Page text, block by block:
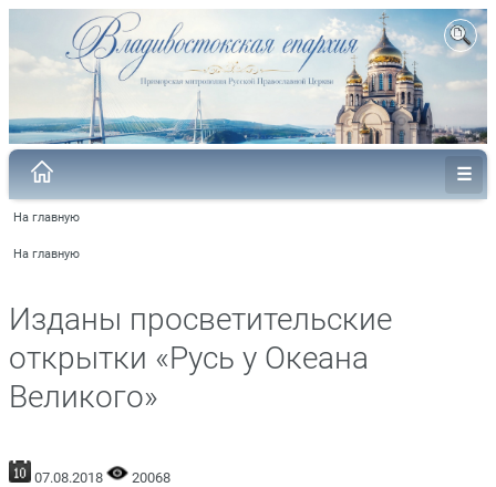
На главную
На главную
Изданы просветительские
открытки «Русь у Океана
Великого»
07.08.2018 20068